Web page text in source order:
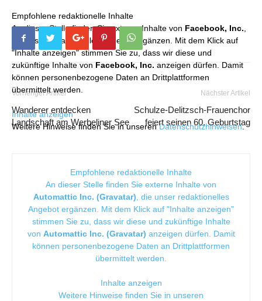
Empfohlene redaktionelle Inhalte
An dieser Stelle finden Sie externe Inhalte von Facebook, Inc.
die unser redaktionelles Angebot ergänzen. Mit dem Klick auf
"Inhalte anzeigen" stimmen Sie zu, dass wir diese und
zukünftige Inhalte von Facebook, Inc. anzeigen dürfen. Damit
können personenbezogene Daten an Drittplattformen
übermittelt werden.
Inhalte anzeigen
Weitere Hinweise finden Sie in unserenDatenschutzhinweisen.
Vorheriger Artikel
Wanderer entdecken
Landschaft am Werbeliner See
Nächster Artikel
Schulze-Delitzsch-Frauenchor
feiert seinen 60. Geburtstag
Empfohlene redaktionelle Inhalte
An dieser Stelle finden Sie externe Inhalte von
Automattic Inc. (Gravatar) , die unser redaktionelles
Angebot ergänzen. Mit dem Klick auf "Inhalte anzeigen"
stimmen Sie zu, dass wir diese und zukünftige Inhalte
von Automattic Inc. (Gravatar) anzeigen dürfen. Damit
können personenbezogene Daten an Drittplattformen
übermittelt werden.
Inhalte anzeigen
Weitere Hinweise finden Sie in unseren